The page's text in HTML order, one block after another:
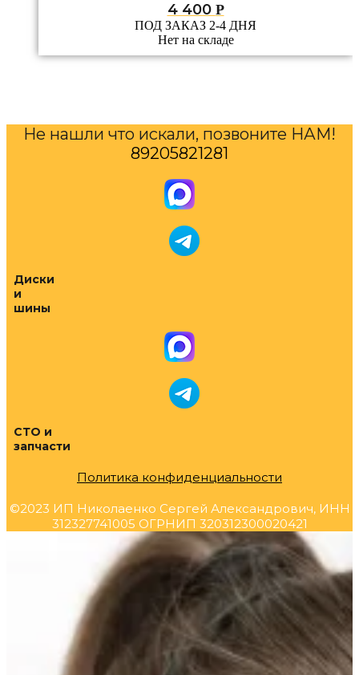
4 400 Р
ПОД ЗАКАЗ 2-4 ДНЯ
Нет на складе
Не нашли что искали, позвоните НАМ!
89205821281
Диски
и
шины
СТО и
запчасти
Политика конфиденциальности
©2023 ИП Николаенко Сергей Александрович, ИНН
312327741005 ОГРНИП 320312300020421